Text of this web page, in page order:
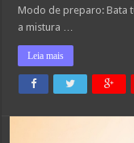
Modo de preparo: Bata
a mistura …
Leia mais